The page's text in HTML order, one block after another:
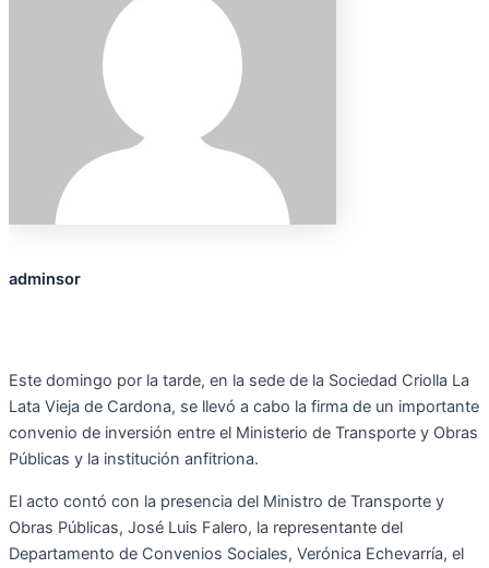
adminsor
Este domingo por la tarde, en la sede de la Sociedad Criolla La
Lata Vieja de Cardona, se llevó a cabo la firma de un importante
convenio de inversión entre el Ministerio de Transporte y Obras
Públicas y la institución anfitriona.
El acto contó con la presencia del Ministro de Transporte y
Obras Públicas, José Luis Falero, la representante del
Departamento de Convenios Sociales, Verónica Echevarría, el